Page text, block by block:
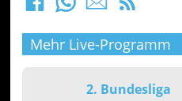
Mehr Live-Programm
2. Bundesliga